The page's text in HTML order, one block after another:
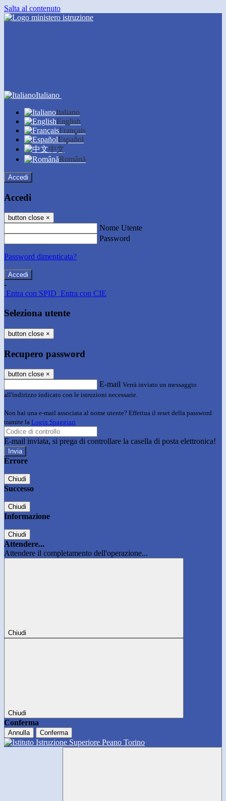
Salta al contenuto
Italiano
Italiano
English
Français
Español
中文
Română
Accedi
Accedi
button close ×
Nome Utente
Password
Password dimenticata?
-
Entra con SPID Entra con CIE
Seleziona utente
button close ×
Recupero password
button close ×
E-mail Verrà inviato un messaggio
all'indirizzo indicato con le istruzioni necessarie.
Non hai una e-mail associata al nome utente? Effettua il reset della password
tramite la Login Spaggiari
E-mail inviata, si prega di controllare la casella di posta elettronica!
Errore
Chiudi
Successo
Chiudi
Informazione
Chiudi
Attendere...
Attendere il completamento dell'operazione...
Chiudi
Chiudi
Conferma
Annulla Conferma